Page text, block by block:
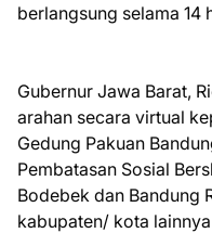
berlangsung selama 14
Gubernur Jawa Barat,
arahan secara virtual
Gedung Pakuan
Pembatasan Sosial
Bodebek dan Bandung
kabupaten/ kota